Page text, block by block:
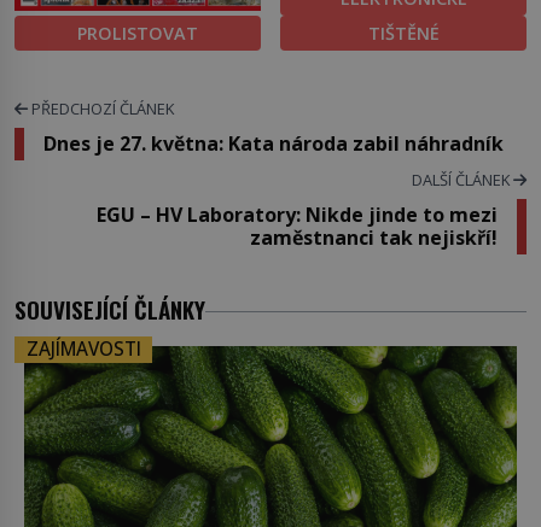
PROLISTOVAT
TIŠTĚNÉ
PŘEDCHOZÍ ČLÁNEK
Dnes je 27. května: Kata národa zabil náhradník
DALŠÍ ČLÁNEK
EGU – HV Laboratory: Nikde jinde to mezi
zaměstnanci tak nejiskří!
SOUVISEJÍCÍ ČLÁNKY
ZAJÍMAVOSTI